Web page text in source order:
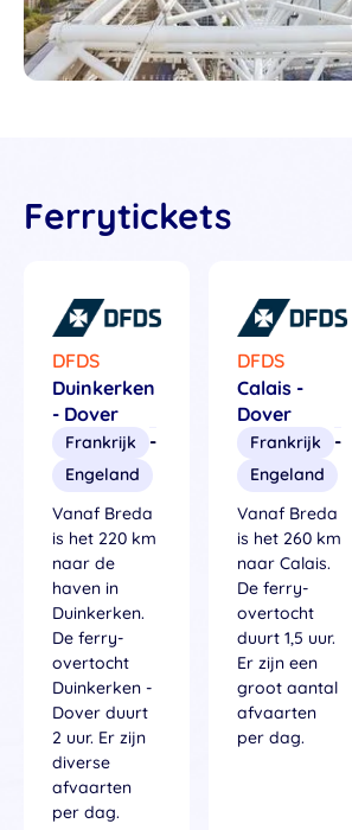
Ferrytickets
DFDS
Duinkerken
- Dover
Frankrijk -
Engeland
Vanaf Breda
is het 220 km
naar de
haven in
Duinkerken.
De ferry-
overtocht
Duinkerken -
Dover duurt
2 uur. Er zijn
diverse
afvaarten
per dag.
DFDS
Calais -
Dover
Frankrijk -
Engeland
Vanaf Breda
is het 260 km
naar Calais.
De ferry-
overtocht
duurt 1,5 uur.
Er zijn een
groot aantal
afvaarten
per dag.